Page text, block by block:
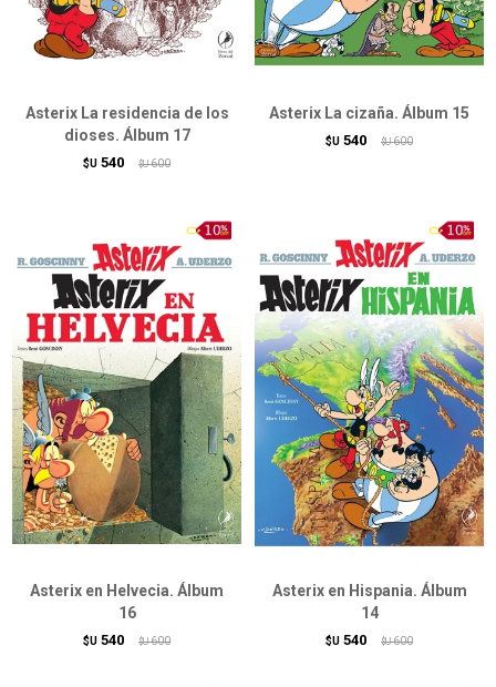
Asterix La residencia de los
dioses. Álbum 17
$U 540 $U 600
Asterix La cizaña. Álbum 15
$U 540 $U 600
Asterix en Helvecia. Álbum
16
$U 540 $U 600
Asterix en Hispania. Álbum
14
$U 540 $U 600